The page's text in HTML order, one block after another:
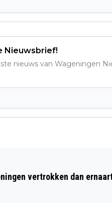
Nieuwsbrief!
nieuws van Wageningen
VOOR
MIS!
vertrokken dan